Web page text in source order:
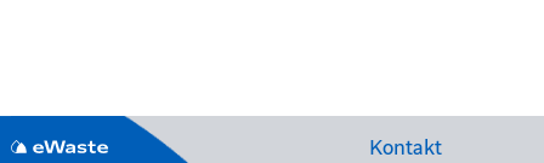
Kontakt